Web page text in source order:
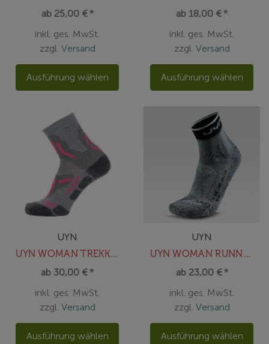
ab 25,00 € *
inkl. ges. MwSt.
zzgl. Versand
Ausführung wählen
ab 18,00 € *
inkl. ges. MwSt.
zzgl. Versand
Ausführung wählen
UYN
UYN WOMAN TREKKING 2IN MERINO SOCKS
ab 30,00 € *
inkl. ges. MwSt.
zzgl. Versand
Ausführung wählen
UYN
UYN WOMAN RUNNER'S FIVE SOCKS
ab 23,00 € *
inkl. ges. MwSt.
zzgl. Versand
Ausführung wählen